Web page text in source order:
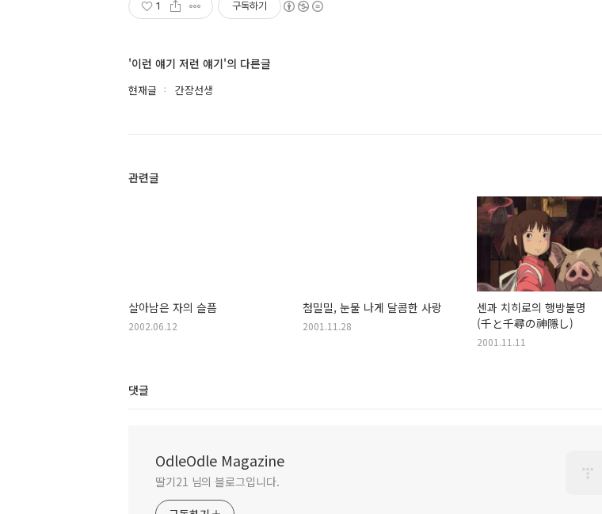
1 구독하기
'이런 얘기 저런 얘기'의 다른글
현재글 간장선생
관련글
살아남은 자의 슬픔
2002.06.12
첨밀밀, 눈물 나게 달콤한 사랑
2001.11.28
센과 치히로의 행방불명
(千と千尋の神隱し)
2001.11.11
댓글
OdleOdle Magazine
딸기21 님의 블로그입니다.